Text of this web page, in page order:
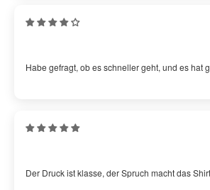
Habe gefragt, ob es schneller geht, und es hat
Der Druck ist klasse, der Spruch macht das